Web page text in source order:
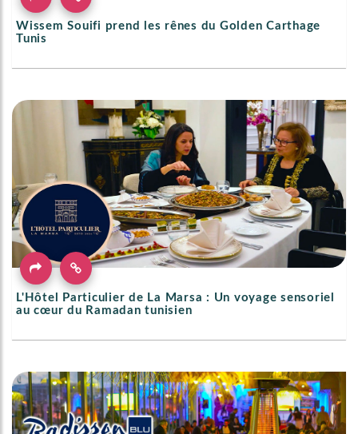
Wissem Souifi prend les rênes du Golden Carthage
Tunis
L'Hôtel Particulier de La Marsa : Un voyage sensoriel
au cœur du Ramadan tunisien